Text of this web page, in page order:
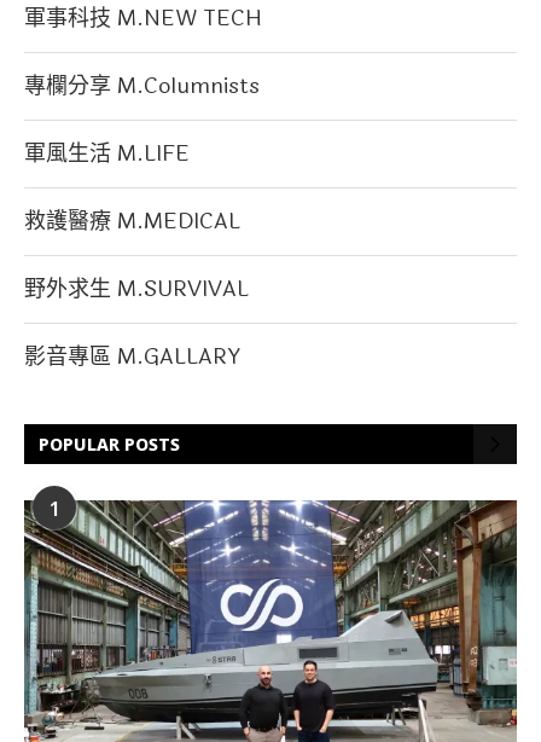
軍事科技 M.NEW TECH
專欄分享 M.Columnists
軍風生活 M.LIFE
救護醫療 M.MEDICAL
野外求生 M.SURVIVAL
影音專區 M.GALLARY
POPULAR POSTS
1